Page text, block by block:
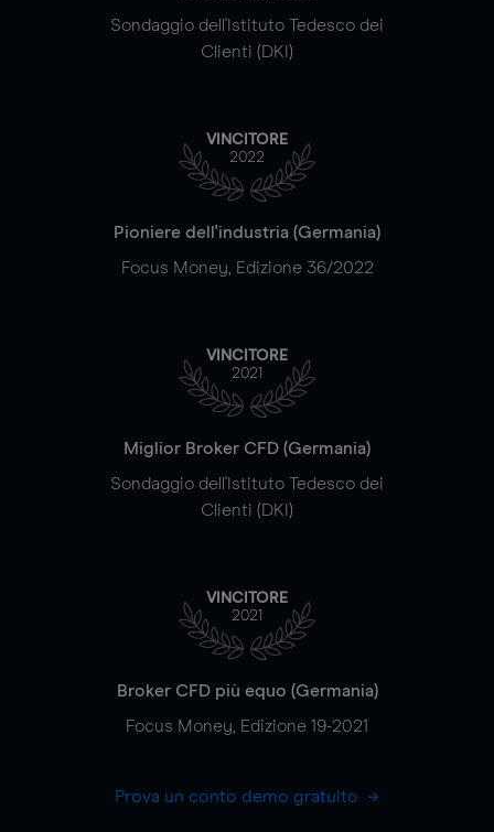
Sondaggio dell'Istituto Tedesco dei
Clienti (DKI)
VINCITORE
2022
Pioniere dell'industria (Germania)
Focus Money, Edizione 36/2022
VINCITORE
2021
Miglior Broker CFD (Germania)
Sondaggio dell'Istituto Tedesco dei
Clienti (DKI)
VINCITORE
2021
Broker CFD più equo (Germania)
Focus Money, Edizione 19-2021
Prova un conto demo gratuito